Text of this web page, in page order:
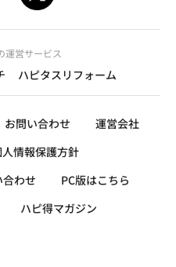
運営サービス
ハピタスリフォーム
お問い合わせ
運営会社
情報保護方針
わせ
PC版はこちら
ハピ得マガジン